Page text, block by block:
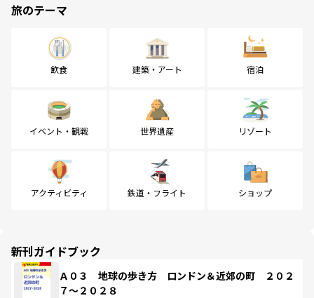
旅のテーマ
飲食 建築・アート 宿泊
イベント・観戦 世界遺産 リゾート
アクティビティ 鉄道・フライト ショップ
新刊ガイドブック
Ａ０３ 地球の歩き方 ロンドン＆近郊の町 ２０２
７～２０２８